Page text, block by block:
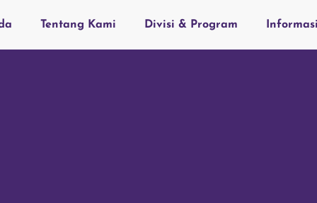
Tentang Kami Divisi & Program Informasi